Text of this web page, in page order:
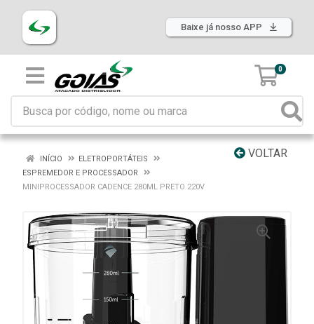
Baixe já nosso APP
0
VOLTAR
INÍCIO
ELETROPORTÁTEIS
ESPREMEDOR E PROCESSADOR
MINIPROCESSADOR CADENCE 280ML PRETO 220V